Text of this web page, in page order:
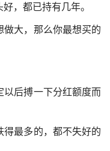
，都已持有几年。
大，那么你最想买的
以后搏一下分红额度而
得最多的，都不失好的